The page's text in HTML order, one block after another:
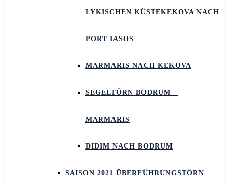
LYKISCHEN KÜSTEKEKOVA NACH
PORT IASOS
MARMARIS NACH KEKOVA
SEGELTÖRN BODRUM –
MARMARIS
DIDIM NACH BODRUM
SAISON 2021 ÜBERFÜHRUNGSTÖRN